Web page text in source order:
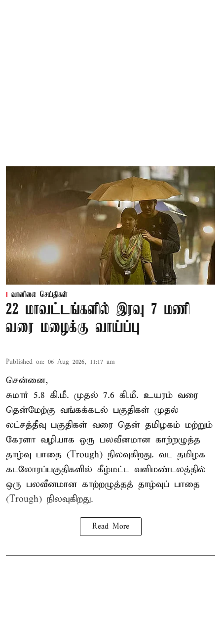
வானிலை செய்திகள்
22 மாவட்டங்களில் இரவு 7 மணி
வரை மழைக்கு வாய்ப்பு
Published on: 06 Aug 2026, 11:17 am
சென்னை,
சுமார் 5.8 கி.மீ. முதல் 7.6 கி.மீ. உயரம் வரை
தென்மேற்கு வங்கக்கடல் பகுதிகள் முதல்
லட்சத்தீவு பகுதிகள் வரை தென் தமிழகம் மற்றும்
கேரளா வழியாக ஒரு பலவீனமான காற்றழுத்த
தாழ்வு பாதை (Trough) நிலவுகிறது. வட தமிழக
கடலோரப்பகுதிகளில் கீழ்மட்ட வளிமண்டலத்தில்
ஒரு பலவீனமான காற்றழுத்தத் தாழ்வுப் பாதை
(Trough) நிலவுகிறது.
Read More